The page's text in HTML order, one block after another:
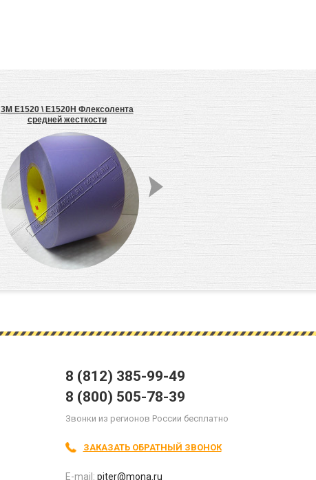
3M E1520 \ E1520H Флексолента
средней жесткости
8 (812) 385-99-49
8 (800) 505-78-39
Звонки из регионов России бесплатно
ЗАКАЗАТЬ ОБРАТНЫЙ ЗВОНОК
E-mail: piter@mona.ru